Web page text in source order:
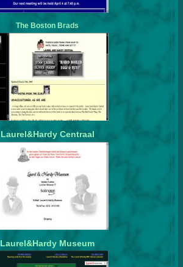
The Boston Brads
Laurel&Hardy Centraal
Laurel&Hardy Museum